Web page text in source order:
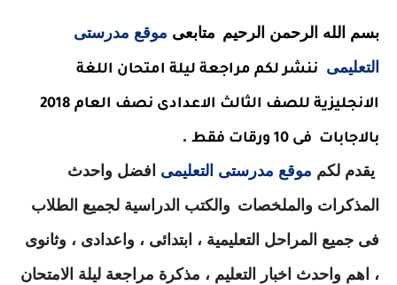
بسم الله الرحمن الرحيم متابعى موقع مدرستى
التعليمى
ننشر لكم مراجعة ليلة امتحان اللغة
الانجليزية للصف الثالث الاعدادى نصف العام 2018
بالاجابات فى 10 ورقات فقط
.
يقدم لكم موقع مدرستى التعليمى افضل واحدث
المذكرات والملخصات والكتب الدراسية لجميع الطلاب
فى جميع المراحل التعليمية ، ابتدائى ، واعدادى ، وثانوى
، اهم واحدث اخبار التعليم ، مذكرة مراجعة ليلة الامتحان